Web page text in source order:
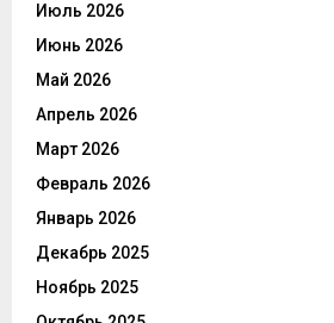
Июль 2026
Июнь 2026
Май 2026
Апрель 2026
Март 2026
Февраль 2026
Январь 2026
Декабрь 2025
Ноябрь 2025